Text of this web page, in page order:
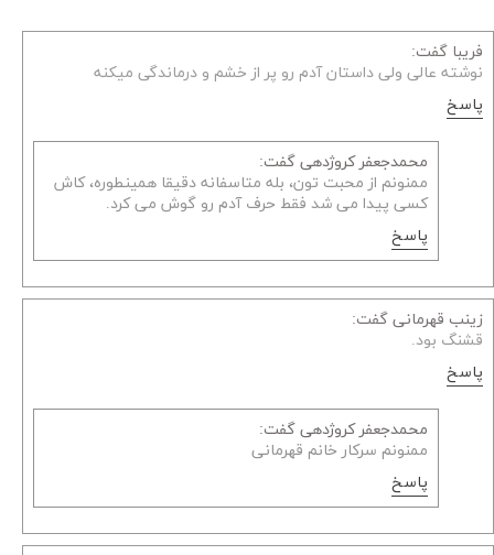
فریبا گفت:
نوشته عالی ولی داستان آدم رو پر از خشم و درماندگی میکنه
پاسخ
محمدجعفر کروژدهی گفت:
ممنونم از محبت تون، بله متاسفانه دقیقا همینطوره، کاش
کسی پیدا می شد فقط حرف آدم رو گوش می کرد.
پاسخ
زینب قهرمانی گفت:
قشنگ بود.
پاسخ
محمدجعفر کروژدهی گفت:
ممنونم سرکار خانم قهرمانی
پاسخ